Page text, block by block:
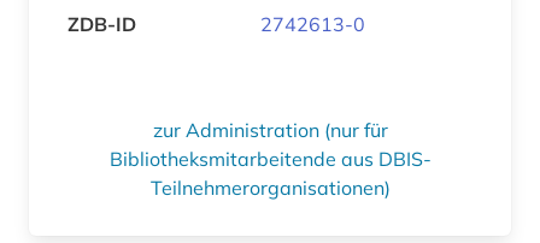
ZDB-ID 2742613-0
zur Administration (nur für
Bibliotheksmitarbeitende aus DBIS-
Teilnehmerorganisationen)